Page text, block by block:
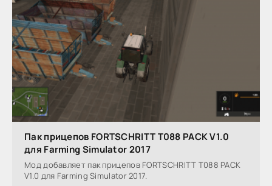
Пак прицепов FORTSCHRITT T088 PACK V1.0
для Farming Simulator 2017
Мод добавляет пак прицепов FORTSCHRITT T088 PACK
V1.0 для Farming Simulator 2017.